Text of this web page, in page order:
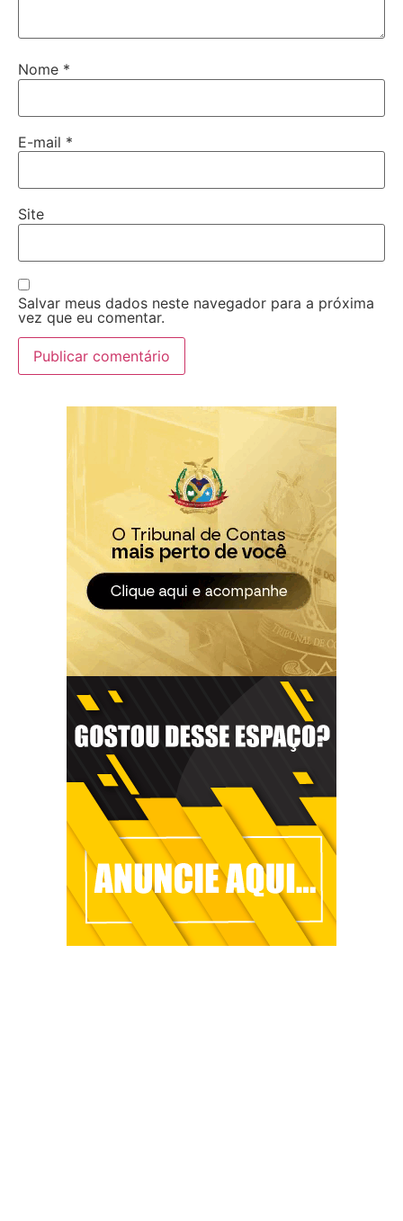
Nome *
E-mail *
Site
Salvar meus dados neste navegador para a próxima
vez que eu comentar.